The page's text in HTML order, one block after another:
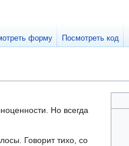
Но всегда
Говорит тихо, со
форму Посмотреть код